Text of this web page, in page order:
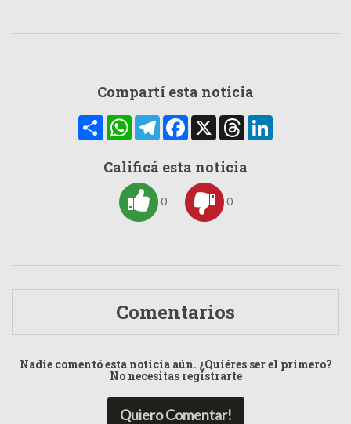
Compartí esta noticia
CompartirWhatsAppTelegramFacebook
X Threads
Calificá esta noticia
0 0
Comentarios
Nadie comentó esta noticia aún. ¿Quiéres ser el primero?
No necesitas registrarte
Quiero Comentar!